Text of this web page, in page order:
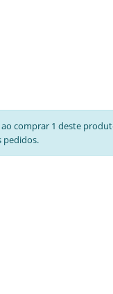
comprar 1 deste
pedidos.